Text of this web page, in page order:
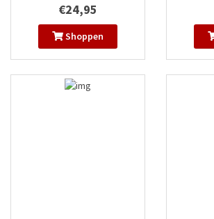
€24,95
Shoppen